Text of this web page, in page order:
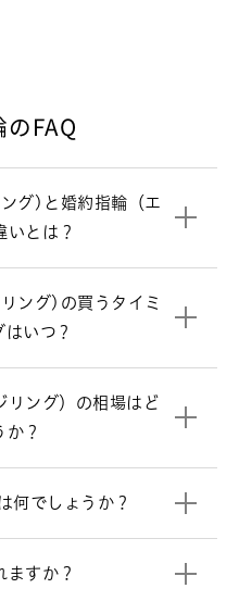
FAQ
グ)と婚約指輪（エ
いとは？
一覧はこちら
ング)の買うタイミ
いつ？
リング）のおつく
日の2～3ヵ月前に
安心です。
輪は必要？
リング）の相場はど
か？
リング）の相場は
要望に合わせて
ます。
て詳しく見る
何でしょうか？
、ダイヤモンドの
のです。カット
「4C」と呼ばれて
しく見る
ますか？
以上のダイヤ
、メッセージを
について
にも様々なデザ
婚約指輪を見る
を見る
る
イン選びにお悩